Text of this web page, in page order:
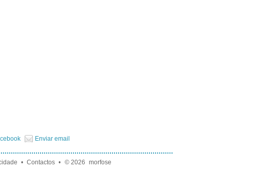
Enviar email
• Contactos • © 2026 morfose